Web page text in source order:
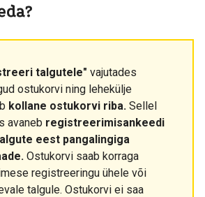
talgutele" vajutades
ostukorvi ning lehekülje
kollane ostukorvi riba. Sellel
avaneb registreerimisankeedi
eest pangalingiga
Ostukorvi saab korraga
registreeringu ühele või
talgule. Ostukorvi ei saa